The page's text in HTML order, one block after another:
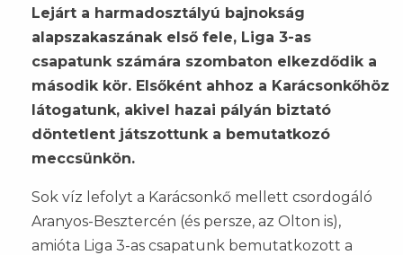
Lejárt a harmadosztályú bajnokság
alapszakaszának első fele, Liga 3-as
csapatunk számára szombaton elkezdődik a
második kör. Elsőként ahhoz a Karácsonkőhöz
látogatunk, akivel hazai pályán biztató
döntetlent játszottunk a bemutatkozó
meccsünkön.
Sok víz lefolyt a Karácsonkő mellett csordogáló
Aranyos-Besztercén (és persze, az Olton is),
amióta Liga 3-as csapatunk bemutatkozott a